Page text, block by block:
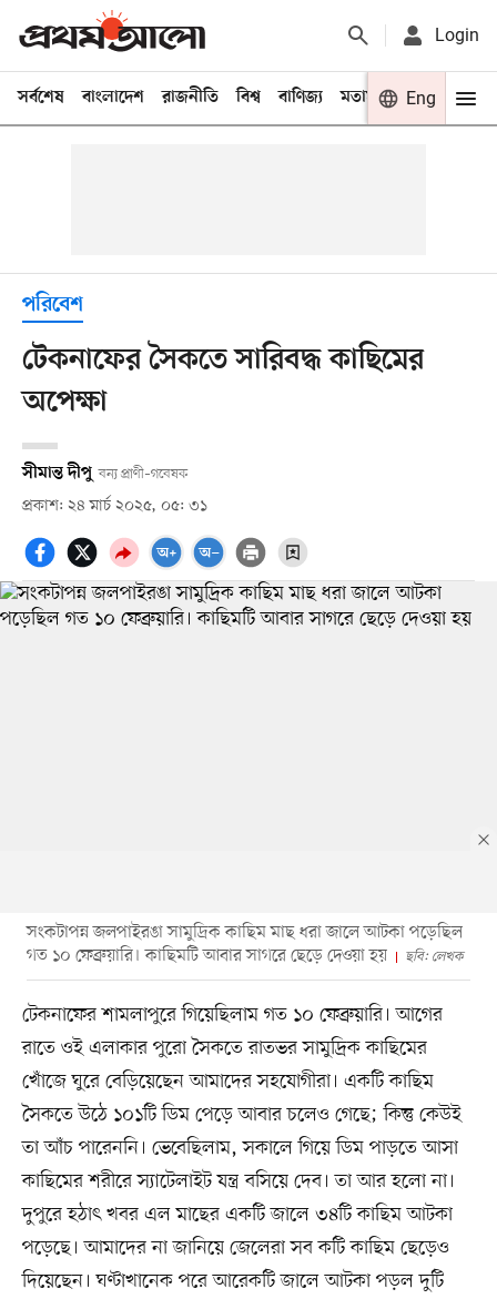
Login
সর্বশেষ বাংলাদেশ রাজনীতি বিশ্ব বাণিজ্য মতামত খেলা
Eng
পরিবেশ
টেকনাফের সৈকতে সারিবদ্ধ কাছিমের
অপেক্ষা
সীমান্ত দীপু বন্য প্রাণী–গবেষক
প্রকাশ: ২৪ মার্চ ২০২৫, ০৫: ৩১
সংকটাপন্ন জলপাইরঙা সামুদ্রিক কাছিম মাছ ধরা জালে আটকা পড়েছিল
গত ১০ ফেব্রুয়ারি। কাছিমটি আবার সাগরে ছেড়ে দেওয়া হয়
ছবি: লেখক
টেকনাফের শামলাপুরে গিয়েছিলাম গত ১০ ফেব্রুয়ারি। আগের
রাতে ওই এলাকার পুরো সৈকতে রাতভর সামুদ্রিক কাছিমের
খোঁজে ঘুরে বেড়িয়েছেন আমাদের সহযোগীরা। একটি কাছিম
সৈকতে উঠে ১০১টি ডিম পেড়ে আবার চলেও গেছে; কিন্তু কেউই
তা আঁচ পারেননি। ভেবেছিলাম, সকালে গিয়ে ডিম পাড়তে আসা
কাছিমের শরীরে স্যাটেলাইট যন্ত্র বসিয়ে দেব। তা আর হলো না।
দুপুরে হঠাৎ খবর এল মাছের একটি জালে ৩৪টি কাছিম আটকা
পড়েছে। আমাদের না জানিয়ে জেলেরা সব কটি কাছিম ছেড়েও
দিয়েছেন। ঘণ্টাখানেক পরে আরেকটি জালে আটকা পড়ল দুটি